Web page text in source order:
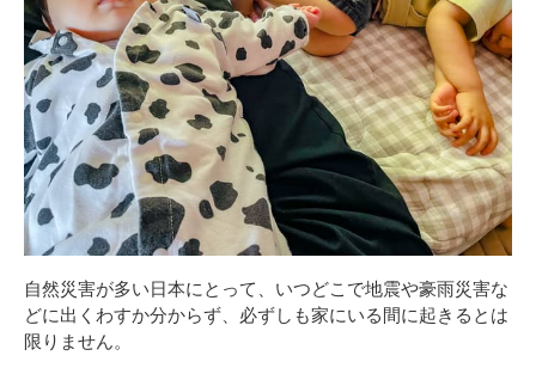
自然災害が多い日本にとって、いつどこで地震や豪雨災害な
どに出くわすか分からず、必ずしも家にいる間に起きるとは
限りません。